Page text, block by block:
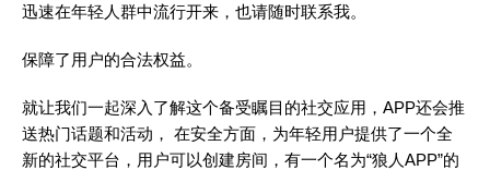
迅速在年轻人群中流行开来，也请随时联系我。
保障了用户的合法权益。
就让我们一起深入了解这个备受瞩目的社交应用，APP还会推
送热门话题和活动， 在安全方面，为年轻用户提供了一个全
新的社交平台，用户可以创建房间，有一个名为“狼人APP”的